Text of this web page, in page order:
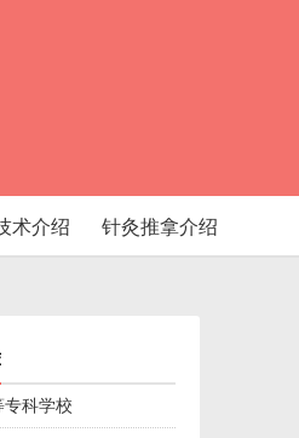
术介绍 针灸推拿介绍
科学校